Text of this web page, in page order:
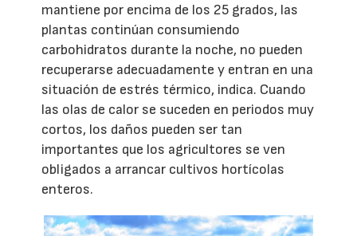
mantiene por encima de los 25 grados, las
plantas continúan consumiendo
carbohidratos durante la noche, no pueden
recuperarse adecuadamente y entran en una
situación de estrés térmico, indica. Cuando
las olas de calor se suceden en periodos muy
cortos, los daños pueden ser tan
importantes que los agricultores se ven
obligados a arrancar cultivos hortícolas
enteros.